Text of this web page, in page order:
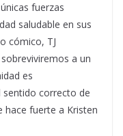
fuerzas
saludable en sus
cómico, TJ
a un
es
sentido correcto de
hace fuerte a Kristen